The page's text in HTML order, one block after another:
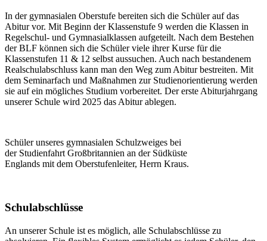
In der gymnasialen Oberstufe bereiten sich die Schüler auf das
Abitur vor. Mit Beginn der Klassenstufe 9 werden die Klassen in
Regelschul- und Gymnasialklassen aufgeteilt. Nach dem Bestehen
der BLF können sich die Schüler viele ihrer Kurse für die
Klassenstufen 11 & 12 selbst aussuchen. Auch nach bestandenem
Realschulabschluss kann man den Weg zum Abitur bestreiten. Mit
dem Seminarfach und Maßnahmen zur Studienorientierung werden
sie auf ein mögliches Studium vorbereitet. Der erste Abiturjahrgang
unserer Schule wird 2025 das Abitur ablegen.
Schüler unseres gymnasialen Schulzweiges bei
der Studienfahrt Großbritannien an der Südküste
Englands mit dem Oberstufenleiter, Herrn Kraus.
Schulabschlüsse
An unserer Schule ist es möglich, alle Schulabschlüsse zu